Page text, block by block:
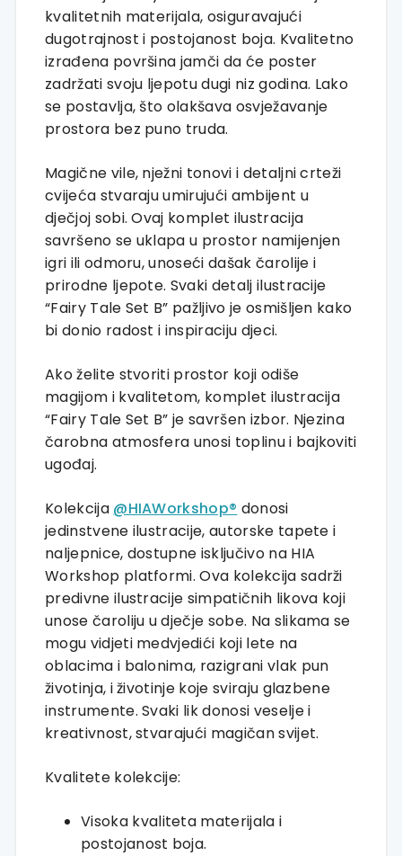
kvalitetnih materijala, osiguravajući
dugotrajnost i postojanost boja. Kvalitetno
izrađena površina jamči da će poster
zadržati svoju ljepotu dugi niz godina. Lako
se postavlja, što olakšava osvježavanje
prostora bez puno truda.
Magične vile, nježni tonovi i detaljni crteži
cvijeća stvaraju umirujući ambijent u
dječjoj sobi. Ovaj komplet ilustracija
savršeno se uklapa u prostor namijenjen
igri ili odmoru, unoseći dašak čarolije i
prirodne ljepote. Svaki detalj ilustracije
“Fairy Tale Set B” pažljivo je osmišljen kako
bi donio radost i inspiraciju djeci.
Ako želite stvoriti prostor koji odiše
magijom i kvalitetom, komplet ilustracija
“Fairy Tale Set B” je savršen izbor. Njezina
čarobna atmosfera unosi toplinu i bajkoviti
ugođaj.
Kolekcija @HIAWorkshop® donosi
jedinstvene ilustracije, autorske tapete i
naljepnice, dostupne isključivo na HIA
Workshop platformi. Ova kolekcija sadrži
predivne ilustracije simpatičnih likova koji
unose čaroliju u dječje sobe. Na slikama se
mogu vidjeti medvjedići koji lete na
oblacima i balonima, razigrani vlak pun
životinja, i životinje koje sviraju glazbene
instrumente. Svaki lik donosi veselje i
kreativnost, stvarajući magičan svijet.
Kvalitete kolekcije:
Visoka kvaliteta materijala i
postojanost boja.